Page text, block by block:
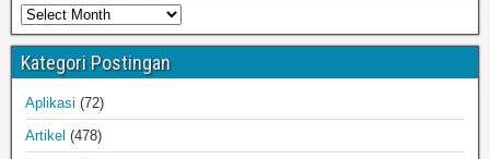
Kategori Postingan
Aplikasi (72)
Artikel (478)